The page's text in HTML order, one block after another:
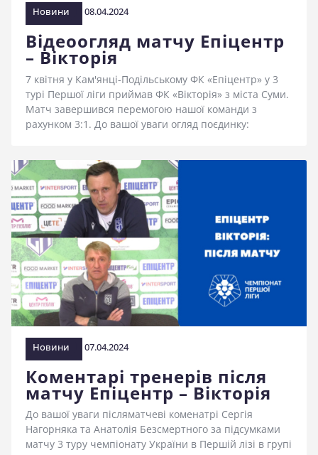
Новини 08.04.2024
Відеоогляд матчу Епіцентр
– Вікторія
7 квітня у Кам'янці-Подільському ФК «Епіцентр» у 3
турі Першої ліги приймав ФК «Вікторія» з міста Суми.
Матч завершився перемогою нашої команди з
рахунком 3:1. До вашої уваги огляд поєдинку:
Новини 07.04.2024
Коментарі тренерів після
матчу Епіцентр – Вікторія
До вашої уваги післяматчеві коменатрі Сергія
Нагорняка та Анатолія Безсмертного за підсумками
матчу 3 туру чемпіонату України в Першій лізі в групі